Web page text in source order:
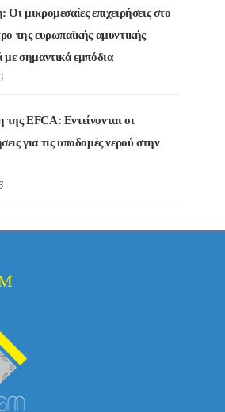
Οι μικρομεσαίες επιχειρήσεις στο
της ευρωπαϊκής αμυντικής
με σημαντικά εμπόδια
της EFCA: Εντείνονται οι
για τις υποδομές νερού στην